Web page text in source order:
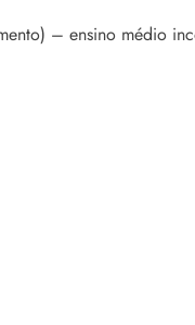
– ensino médio